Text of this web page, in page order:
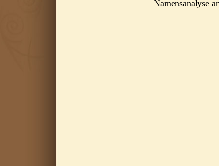
Namensanalyse